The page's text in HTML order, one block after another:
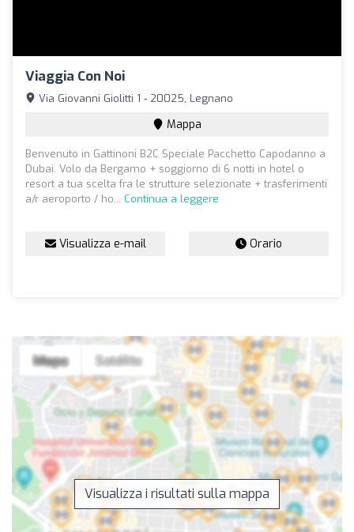
Viaggia Con Noi
Via Giovanni Giolitti 1 - 20025, Legnano
Mappa
Benvenuto in Gattinoni B2C Speciale Pacchetto Capodanno a
Dubai. Volo da Bergamo + soggiorno di 6 notti in hotel o
resort a tua scelta fra le strutture selezionate + trasferimenti
a/r aeroporto / ho... Continua a leggere
Visualizza e-mail Orario
Visualizza i risultati sulla mappa